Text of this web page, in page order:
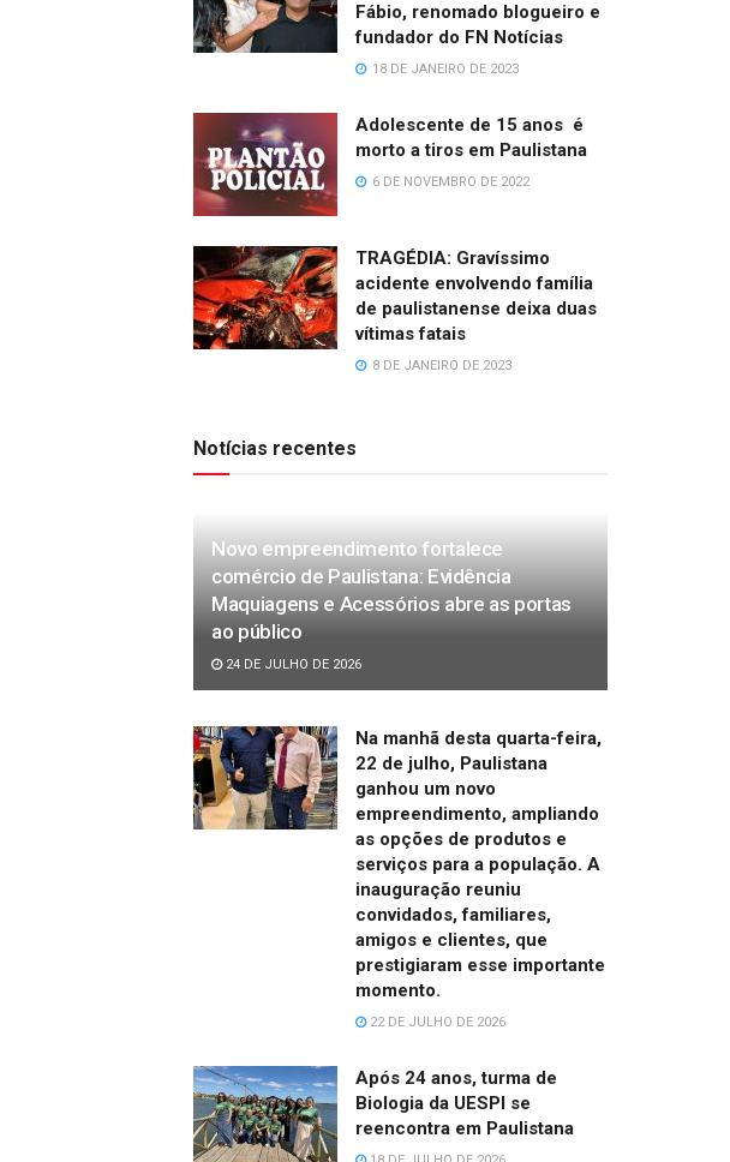
Fábio, renomado blogueiro e
fundador do FN Notícias
18 DE JANEIRO DE 2023
Adolescente de 15 anos é
morto a tiros em Paulistana
6 DE NOVEMBRO DE 2022
TRAGÉDIA: Gravíssimo
acidente envolvendo família
de paulistanense deixa duas
vítimas fatais
8 DE JANEIRO DE 2023
Notícias recentes
Novo empreendimento fortalece
comércio de Paulistana: Evidência
Maquiagens e Acessórios abre as portas
ao público
24 DE JULHO DE 2026
Na manhã desta quarta-feira,
22 de julho, Paulistana
ganhou um novo
empreendimento, ampliando
as opções de produtos e
serviços para a população. A
inauguração reuniu
convidados, familiares,
amigos e clientes, que
prestigiaram esse importante
momento.
22 DE JULHO DE 2026
Após 24 anos, turma de
Biologia da UESPI se
reencontra em Paulistana